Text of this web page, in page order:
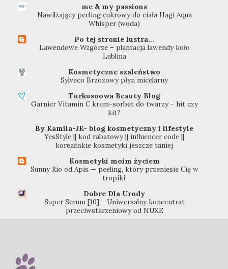
me & my passions
Nawilżający peeling cukrowy do ciała Hagi Aqua
Whisper (woda)
Po tej stronie lustra...
Lawendowe Wzgórze – plantacja lawendy koło
Lublina
Kosmetyczne szaleństwo
Sylveco Brzozowy płyn micelarny
Turkusoowa Beauty Blog
Garnier Vitamin C krem-sorbet do twarzy - hit czy
kit?
By Kamila-JK- blog kosmetyczny i lifestyle
YesStyle || kod rabatowy || influencer code ||
koreańskie kosmetyki jeszcze taniej
Kosmetyki moim życiem
Sunny Rio od Apis — peeling, który przeniesie Cię w
tropiki!
Dobre Dla Urody
Super Serum [10] - Uniwersalny koncentrat
przeciwstarzeniowy od NUXE